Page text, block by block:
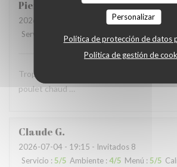
Personalizar
Política de protección de datos
Política de gestión de
Pierre
2026-07-05
- 12:30 - Invitados 9
Servicio
/5 Ambiente Menú : /5
Trop bruyant Impossible de parler Salade
poulet chaud …
Claude G
2026-07-04 - 19:15 - Invitados 8
Servicio : 5/5 Ambiente : 4/5 Menú : 5/5